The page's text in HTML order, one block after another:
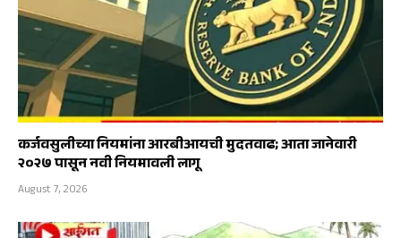
कर्जवसुलीच्या नियमांना आरबीआयची मुदतवाढ; आता जानेवारी
२०२७ पासून नवी नियमावली लागू
August 7, 2026